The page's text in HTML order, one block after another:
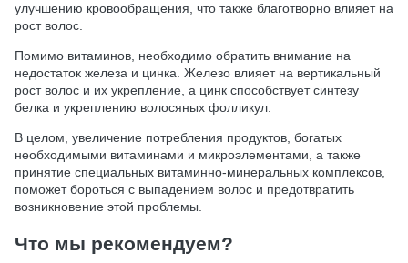
улучшению кровообращения, что также благотворно влияет на
рост волос.
Помимо витаминов, необходимо обратить внимание на
недостаток железа и цинка. Железо влияет на вертикальный
рост волос и их укрепление, а цинк способствует синтезу
белка и укреплению волосяных фолликул.
В целом, увеличение потребления продуктов, богатых
необходимыми витаминами и микроэлементами, а также
принятие специальных витаминно-минеральных комплексов,
поможет бороться с выпадением волос и предотвратить
возникновение этой проблемы.
Что мы рекомендуем?